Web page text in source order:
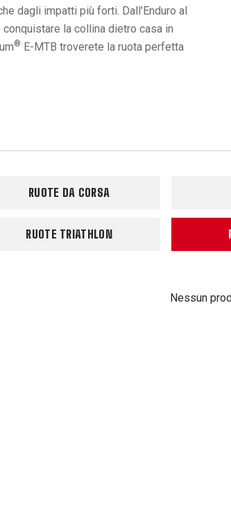
dagli impatti più forti. Dall'Enduro al
la collina dietro casa in
® E-MTB troverete la ruota perfetta
RUOTE DA CORSA
RUOTE TRIATHLON
Nessun